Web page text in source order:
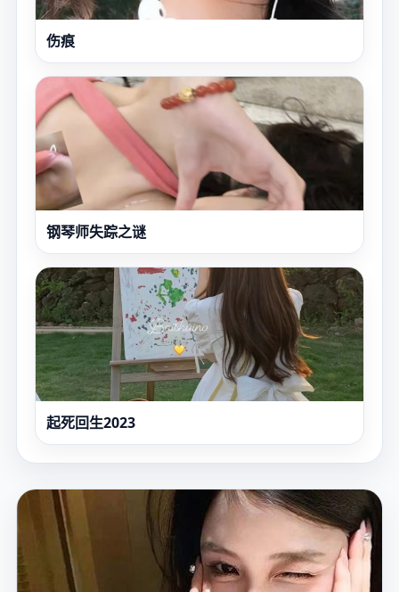
伤痕
钢琴师失踪之谜
起死回生2023